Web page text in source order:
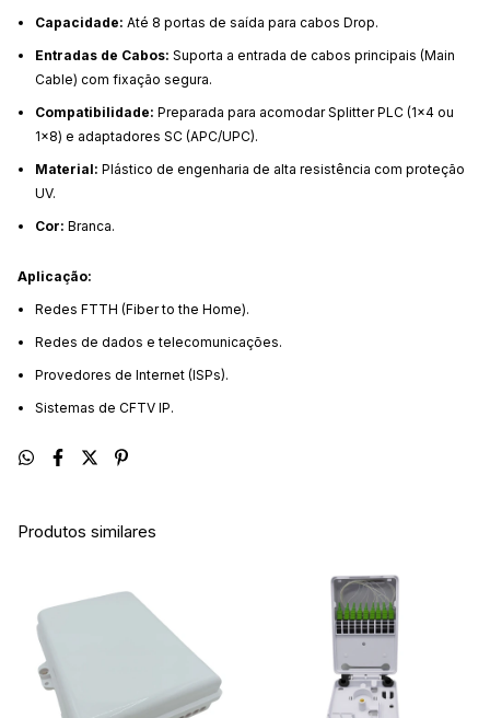
Capacidade: Até 8 portas de saída para cabos Drop.
Entradas de Cabos: Suporta a entrada de cabos principais (Main
Cable) com fixação segura.
Compatibilidade: Preparada para acomodar Splitter PLC (1x4 ou
1x8) e adaptadores SC (APC/UPC).
Material: Plástico de engenharia de alta resistência com proteção
UV.
Cor: Branca.
Aplicação:
Redes FTTH (Fiber to the Home).
Redes de dados e telecomunicações.
Provedores de Internet (ISPs).
Sistemas de CFTV IP.
Produtos similares